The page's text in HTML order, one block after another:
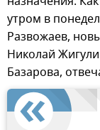
утром в
Развожаев,
Николай
Базарова,